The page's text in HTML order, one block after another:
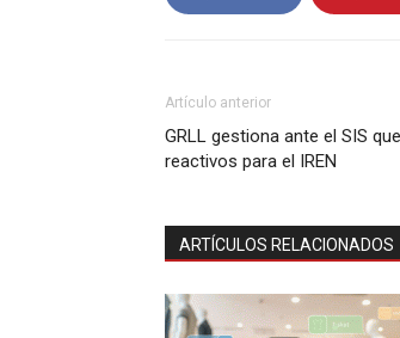
Artículo anterior
GRLL gestiona ante el SIS
reactivos para el IREN
ARTÍCULOS RELACIONADOS